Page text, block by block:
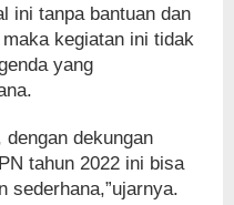
ini tanpa bantuan dan
kegiatan ini tidak
yang
dekungan
tahun 2022 ini bisa
sederhana,”ujarnya.